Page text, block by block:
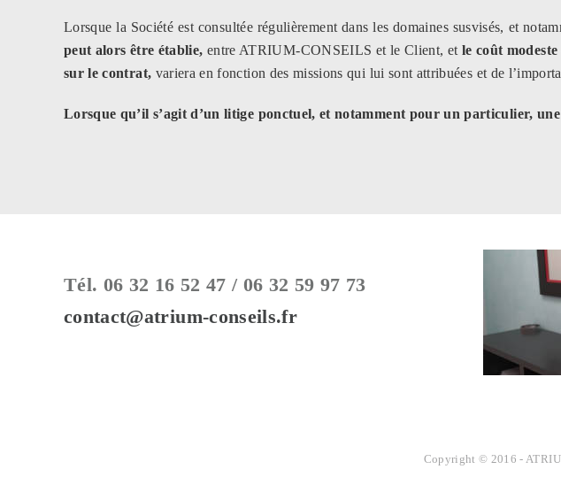
Lorsque la Société est consultée régulièrement dans les domaines susvisés, et
peut alors être établie, entre ATRIUM-CONSEILS et le Client, et le coût
sur le contrat, variera en fonction des missions qui lui sont attribuées et de
Lorsque qu’il s’agit d’un litige ponctuel, et notamment pour un particulier,
Tél. 06 32 16 52 47 / 06 32 59 97 73
contact@atrium-conseils.fr
Copyright © 2016 -